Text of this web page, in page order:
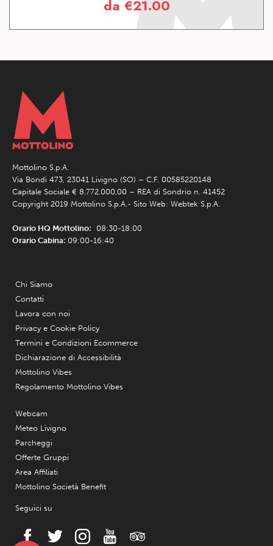
da €21.00
Mottolino S.p.A.
Via Bondi 473, 23041 Livigno (SO) – C.F. 00585220148
Capitale Sociale € 8.772.000,00 – REA di Sondrio n. 41452
Copyright 2019 Mottolino S.p.A.- Sito Web: Webtek S.p.A.
Orario HQ Mottolino: 08:30-18:00
Orario Cabina: 09:00-16:40
Chi Siamo
Contatti
Lavora con noi
Privacy e Cookie Policy
Termini e Condizioni Ecommerce
Dichiarazione di Accessibilità
Mottolino Vibes
Regolamento Mottolino Vibes
Webcam
Meteo Livigno
Parcheggi
Offerte Gruppi
Area Affiliati
Mottolino Società Benefit
Seguici su